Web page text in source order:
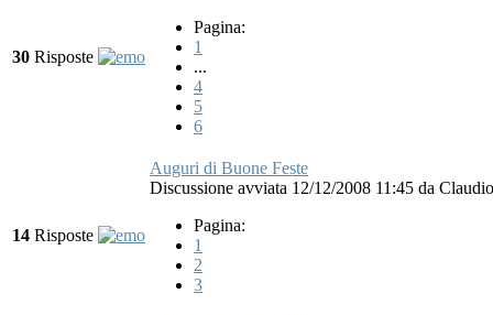
30 Risposte
Pagina:
1
...
4
5
6
14 Risposte
Auguri di Buone Feste
Discussione avviata 12/12/2008 11:45 da
Pagina:
1
2
3